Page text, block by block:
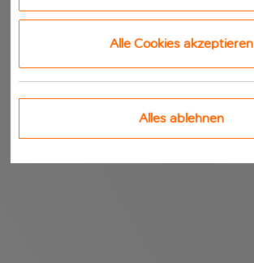
Alle Cookies akzeptieren
Alles ablehnen